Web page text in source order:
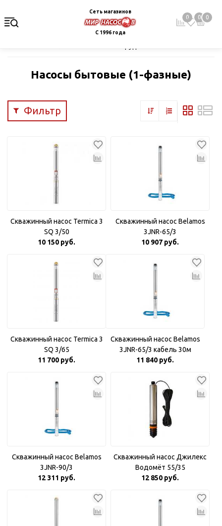
Сеть магазинов
С 1996 года
0 0 0
Насосы бытовые (1-фазные)
Фильтр
Скважинный насос Termica 3
SQ 3/50
10 150 руб.
Скважинный насос Belamos
3JNR-65/3
10 907 руб.
Скважинный насос Termica 3
SQ 3/65
11 700 руб.
Скважинный насос Belamos
3JNR-65/3 кабель 30м
11 840 руб.
Скважинный насос Belamos
3JNR-90/3
12 311 руб.
Скважинный насос Джилекс
Водомёт 55/35
12 850 руб.